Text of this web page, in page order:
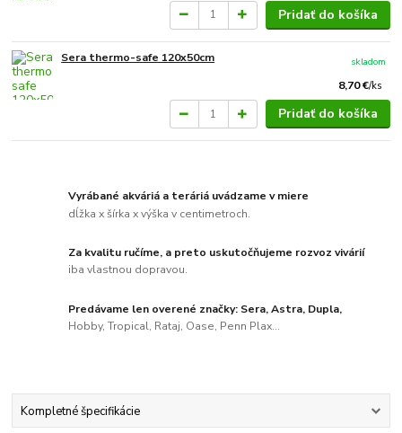
Pridať do košíka
Sera thermo-safe 120x50cm
8,70 €/ks
skladom
Pridať do košíka
Vyrábané akváriá a teráriá uvádzame v miere
dĺžka x šírka x výška v centimetroch.
Za kvalitu ručíme, a preto uskutočňujeme rozvoz vivárií
iba vlastnou dopravou.
Predávame len overené značky: Sera, Astra, Dupla,
Hobby, Tropical, Rataj, Oase, Penn Plax...
Kompletné špecifikácie